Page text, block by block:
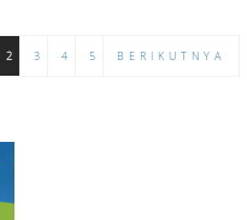
2 3 4 5 BERIKUTNYA